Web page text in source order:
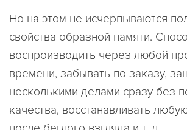
Но на этом не исчерпываются
свойства образной памяти.
воспроизводить через любой
времени, забывать по заказу,
несколькими делами сразу без
качества, восстанавливать